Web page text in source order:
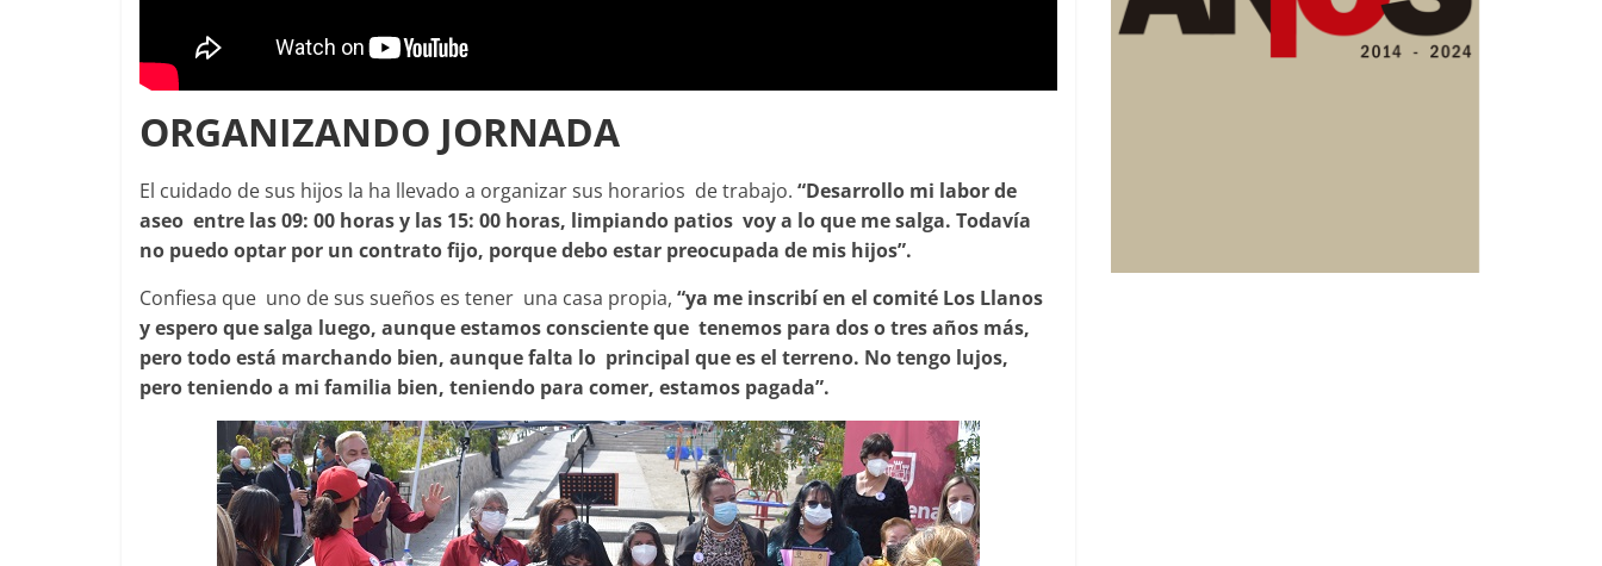
ORGANIZANDO JORNADA
El cuidado de sus hijos la ha llevado a organizar sus horarios de trabajo. “Desarrollo mi labor de
aseo entre las 09: 00 horas y las 15: 00 horas, limpiando patios voy a lo que me salga. Todavía
no puedo optar por un contrato fijo, porque debo estar preocupada de mis hijos”.
Confiesa que uno de sus sueños es tener una casa propia, “ya me inscribí en el comité Los Llanos
y espero que salga luego, aunque estamos consciente que tenemos para dos o tres años más,
pero todo está marchando bien, aunque falta lo principal que es el terreno. No tengo lujos,
pero teniendo a mi familia bien, teniendo para comer, estamos pagada”.